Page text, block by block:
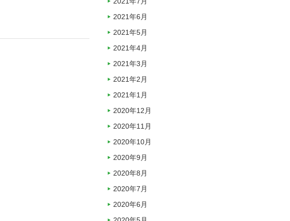
2021年6月
2021年5月
2021年4月
2021年3月
2021年2月
2021年1月
2020年12月
2020年11月
2020年10月
2020年9月
2020年8月
2020年7月
2020年6月